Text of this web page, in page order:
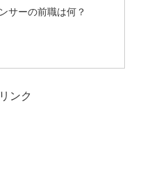
サーの前職は何？
ンク